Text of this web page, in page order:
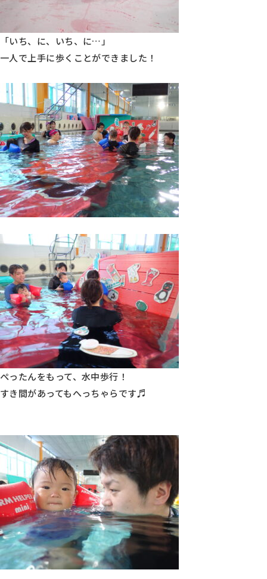
「いち、に、いち、に…」
一人で上手に歩くことができました！
ぺったんをもって、水中歩行！
すき間があってもへっちゃらです♬